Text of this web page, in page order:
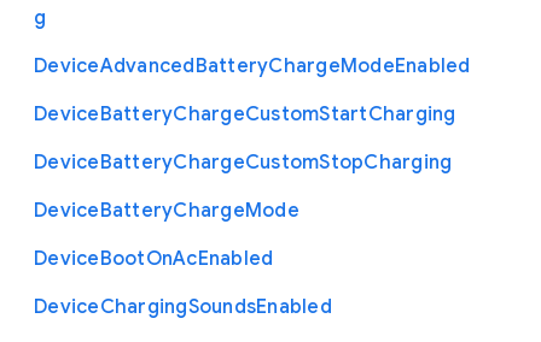
g
DeviceAdvancedBatteryChargeModeEnabled
DeviceBatteryChargeCustomStartCharging
DeviceBatteryChargeCustomStopCharging
DeviceBatteryChargeMode
DeviceBootOnAcEnabled
DeviceChargingSoundsEnabled